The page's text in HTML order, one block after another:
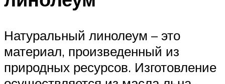
Натуральный линолеум – это
материал, произведенный из
природных ресурсов. Изготовление